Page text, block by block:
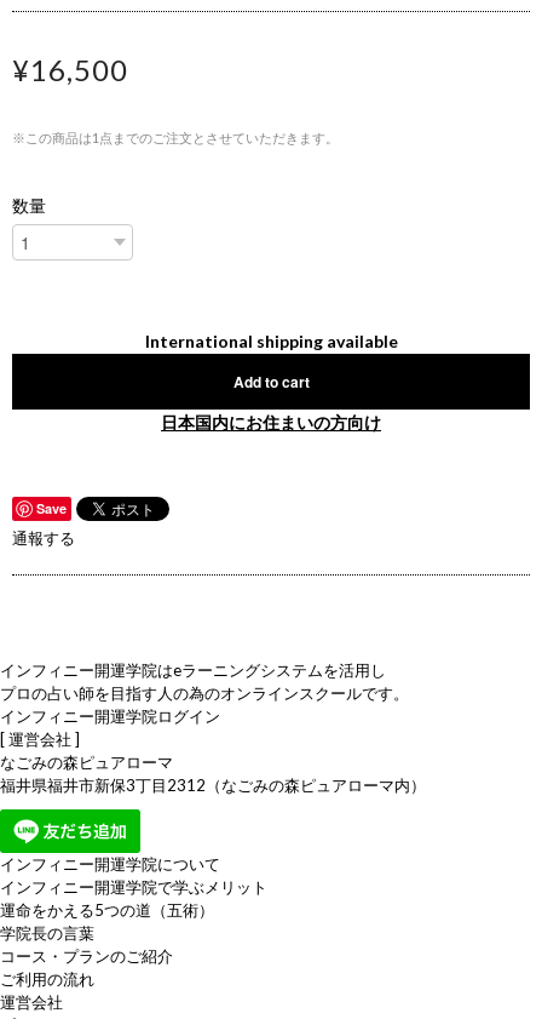
¥16,500
※この商品は1点までのご注文とさせていただきます。
数量
International shipping available
Add to cart
日本国内にお住まいの方向け
Save
通報する
インフィニー開運学院はeラーニングシステムを活用し
プロの占い師を目指す人の為のオンラインスクールです。
インフィニー開運学院ログイン
[ 運営会社 ]
なごみの森ピュアローマ
福井県福井市新保3丁目2312（なごみの森ピュアローマ内）
インフィニー開運学院について
インフィニー開運学院で学ぶメリット
運命をかえる5つの道（五術）
学院長の言葉
コース・プランのご紹介
ご利用の流れ
運営会社